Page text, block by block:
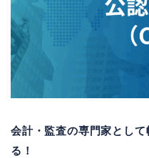
会計・監査の専門家とし
る！